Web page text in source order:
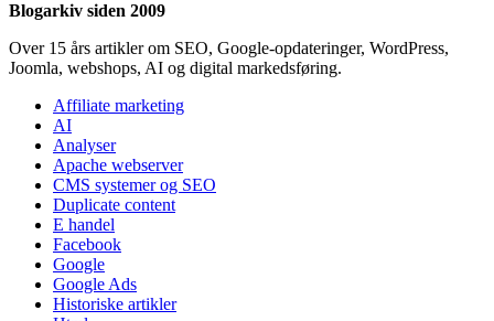
Blogarkiv siden 2009
Over 15 års artikler om SEO, Google-opdateringer, WordPress,
Joomla, webshops, AI og digital markedsføring.
Affiliate marketing
AI
Analyser
Apache webserver
CMS systemer og SEO
Duplicate content
E handel
Facebook
Google
Google Ads
Historiske artikler